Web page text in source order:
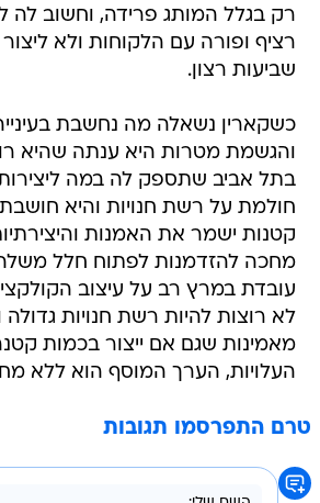
רק בגלל המותג פרידה, וחשוב
רציף ופורה עם הלקוחות ולא
שביעות רצון.
כשקארין נשאלה מה נחשבת
והגשמת מטרות היא ענתה שהיא
בתל אביב שתספק לה במה
חולמת על רשת חנויות והיא חושבת
קטנות ישמר את האמנות
מחכה להזדמנות לפתוח חלל משלה
עובדת במרץ רב על עיצוב
לא רוצות להיות רשת חנויות גדולה
מאמינות שגם אם ייצור בכמות
העלויות, הערך המוסף הוא ללא
טרם התפרסמו תגובות